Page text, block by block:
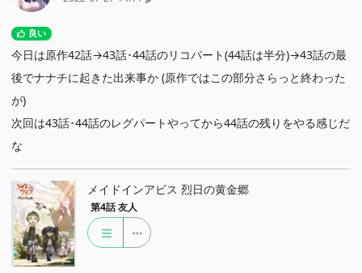
良い
今日は原作42話→43話･44話のリコパート(44話は半分)→43話の最
後でナナチに起きた出来事か (原作ではこの部分さらっと終わった
が)
次回は43話･44話のレグパートやってから44話の残りをやる感じだ
な
メイドインアビス 烈日の黄金郷
第4話 友人